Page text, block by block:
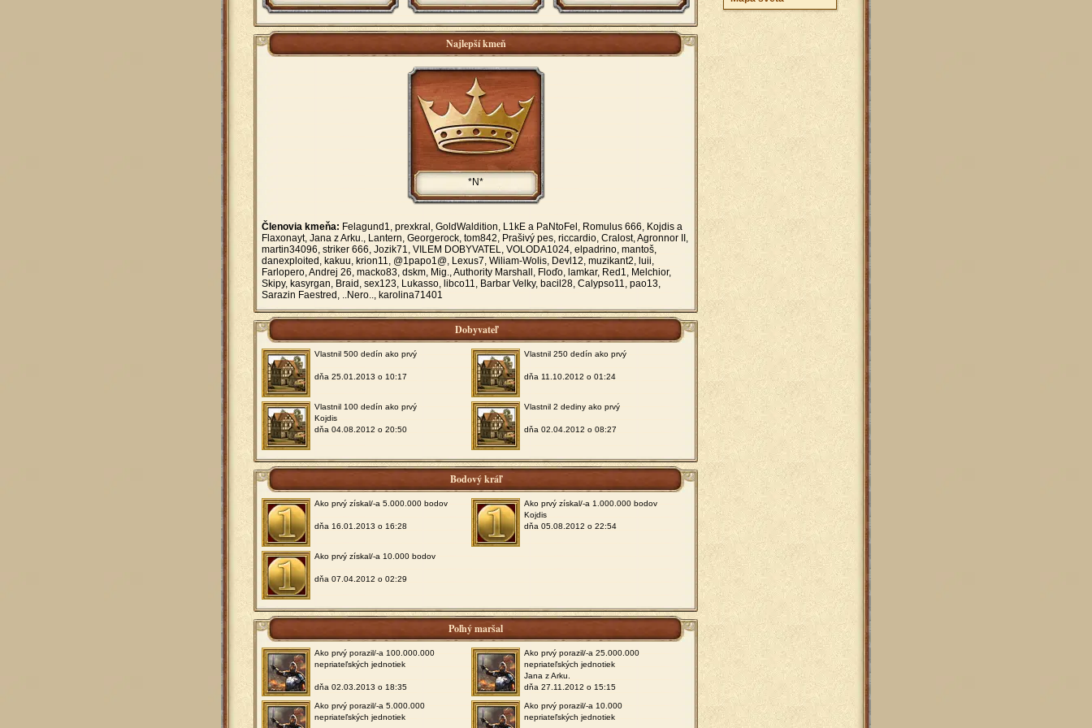
Najlepší kmeň
*N*
Členovia kmeňa: Felagund1, prexkral, GoldWaldition, L1kE a PaNtoFel, Romulus 666, Kojdis a
Flaxonayt, Jana z Arku., Lantern, Georgerock, tom842, Prašivý pes, riccardio, Cralost, Agronnor II,
martin34096, striker 666, Jozik71, VILEM DOBYVATEL, VOLODA1024, elpadrino, mantoš,
danexploited, kakuu, krion11, @1papo1@, Lexus7, Wiliam-Wolis, Devl12, muzikant2, luii,
Farlopero, Andrej 26, macko83, dskm, Mig., Authority Marshall, Floďo, lamkar, Red1, Melchior,
Skipy, kasyrgan, Braid, sex123, Lukasso, libco11, Barbar Velky, bacil28, Calypso11, pao13,
Sarazin Faestred, ..Nero.., karolina71401
Dobyvateľ
Vlastnil 500 dedín ako prvý
dňa 25.01.2013 o 10:17
Vlastnil 250 dedín ako prvý
dňa 11.10.2012 o 01:24
Vlastnil 100 dedín ako prvý
Kojdis
dňa 04.08.2012 o 20:50
Vlastnil 2 dediny ako prvý
dňa 02.04.2012 o 08:27
Bodový kráľ
Ako prvý získal/-a 5.000.000 bodov
dňa 16.01.2013 o 16:28
Ako prvý získal/-a 1.000.000 bodov
Kojdis
dňa 05.08.2012 o 22:54
Ako prvý získal/-a 10.000 bodov
dňa 07.04.2012 o 02:29
Poľný maršal
Ako prvý porazil/-a 100.000.000
nepriateľských jednotiek
dňa 02.03.2013 o 18:35
Ako prvý porazil/-a 25.000.000
nepriateľských jednotiek
Jana z Arku.
dňa 27.11.2012 o 15:15
Ako prvý porazil/-a 5.000.000
nepriateľských jednotiek
Ako prvý porazil/-a 10.000
nepriateľských jednotiek